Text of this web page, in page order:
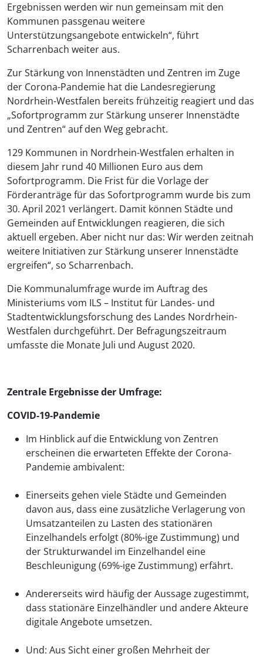
Ergebnissen werden wir nun gemeinsam mit den
Kommunen passgenau weitere
Unterstützungsangebote entwickeln“, führt
Scharrenbach weiter aus.
Zur Stärkung von Innenstädten und Zentren im Zuge
der Corona-Pandemie hat die Landesregierung
Nordrhein-Westfalen bereits frühzeitig reagiert und das
„Sofortprogramm zur Stärkung unserer Innenstädte
und Zentren“ auf den Weg gebracht.
129 Kommunen in Nordrhein-Westfalen erhalten in
diesem Jahr rund 40 Millionen Euro aus dem
Sofortprogramm. Die Frist für die Vorlage der
Förderanträge für das Sofortprogramm wurde bis zum
30. April 2021 verlängert. Damit können Städte und
Gemeinden auf Entwicklungen reagieren, die sich
aktuell ergeben. Aber nicht nur das: Wir werden zeitnah
weitere Initiativen zur Stärkung unserer Innenstädte
ergreifen“, so Scharrenbach.
Die Kommunalumfrage wurde im Auftrag des
Ministeriums vom ILS – Institut für Landes- und
Stadtentwicklungsforschung des Landes Nordrhein-
Westfalen durchgeführt. Der Befragungszeitraum
umfasste die Monate Juli und August 2020.
Zentrale Ergebnisse der Umfrage:
COVID-19-Pandemie
Im Hinblick auf die Entwicklung von Zentren
erscheinen die erwarteten Effekte der Corona-
Pandemie ambivalent:
Einerseits gehen viele Städte und Gemeinden
davon aus, dass eine zusätzliche Verlagerung von
Umsatzanteilen zu Lasten des stationären
Einzelhandels erfolgt (80%-ige Zustimmung) und
der Strukturwandel im Einzelhandel eine
Beschleunigung (69%-ige Zustimmung) erfährt.
Andererseits wird häufig der Aussage zugestimmt,
dass stationäre Einzelhändler und andere Akteure
digitale Angebote umsetzen.
Und: Aus Sicht einer großen Mehrheit der